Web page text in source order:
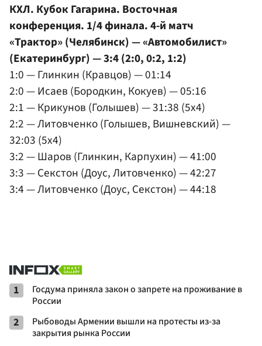
КХЛ. Кубок Гагарина. Восточная
конференция. 1/4 финала. 4-й матч
«Трактор» (Челябинск) — «Автомобилист»
(Екатеринбург) — 3:4 (2:0, 0:2, 1:2)
1:0 — Глинкин (Кравцов) — 01:14
2:0 — Исаев (Бородкин, Кокуев) — 05:16
2:1 — Крикунов (Голышев) — 31:38 (5x4)
2:2 — Литовченко (Голышев, Вишневский) —
32:03 (5x4)
3:2 — Шаров (Глинкин, Карпухин) — 41:00
3:3 — Секстон (Доус, Литовченко) — 42:27
3:4 — Литовченко (Доус, Секстон) — 44:18
1
Госдума приняла закон о запрете на проживание в
России
2
Рыбоводы Армении вышли на протесты из-за
закрытия рынка России